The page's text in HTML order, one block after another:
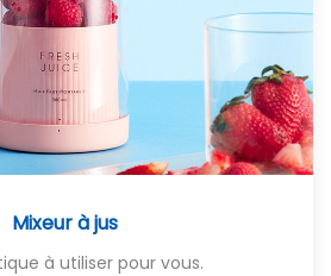
Mixeur à jus
à utiliser pour vous.